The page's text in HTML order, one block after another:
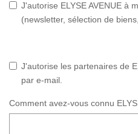
J'autorise ELYSE AVENUE à
(newsletter, sélection de
J'autorise les partenaires de
par e-mail.
Comment avez-vous connu